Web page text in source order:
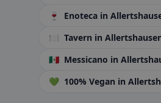
🍷
Enoteca in
🍽️ Tavern in
🇲🇽 Messicano in
💚 100% Vegan in